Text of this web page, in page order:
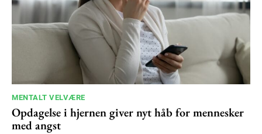
MENTALT VELVÆRE
Opdagelse i hjernen giver nyt håb for mennesker
med angst